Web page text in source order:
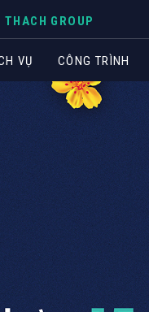
GROUP
VỤ CÔNG TRÌNH